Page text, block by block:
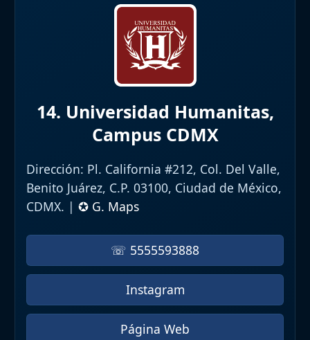
14. Universidad Humanitas,
Campus CDMX
Dirección: Pl. California #212, Col. Del Valle,
Benito Juárez, C.P. 03100, Ciudad de México,
CDMX. | ✪ G. Maps
☏ 5555593888
Instagram
Página Web